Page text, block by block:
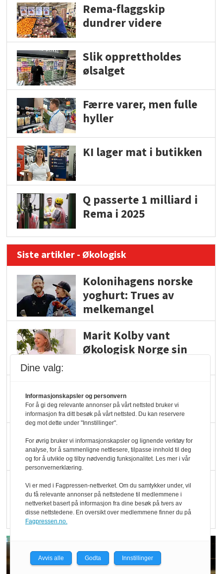
Rema-flaggskip
dundrer videre
Slik opprettholdes
ølsalget
Færre varer, men fulle
hyller
KI lager mat i butikken
Q passerte 1 milliard i
Rema i 2025
Siste artikler - Økologisk
Kolonihagens norske
yoghurt: Trues av
melkemangel
Marit Kolby vant
Økologisk Norge sin
økologisk i butikkhylla
Kolonihagen sliter
med å få tak i nok melk
Rapport: Økokundene
er klare! Er markedet
det?
Dine valg:
Informasjonskapsler og personvern
For å gi deg relevante annonser på vårt nettsted bruker vi
informasjon fra ditt besøk på vårt nettsted. Du kan reservere
deg mot dette under "Innstillinger".
For øvrig bruker vi informasjonskapsler og lignende verktøy for
analyse, for å sammenligne nettlesere, tilpasse innhold til deg
og for å utvikle og tilby nødvendig funksjonalitet. Les mer i vår
personvernerklæring.
Vi er med i Fagpressen-nettverket. Om du samtykker under, vil
du få relevante annonser på nettstedene til medlemmene i
nettverket basert på informasjon fra dine besøk på tvers av
disse nettstedene. En oversikt over medlemmene finner du på
Fagpressen.no.
Avvis alle Godta Innstillinger